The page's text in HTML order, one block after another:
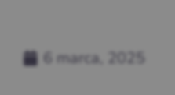
6 marca, 2025